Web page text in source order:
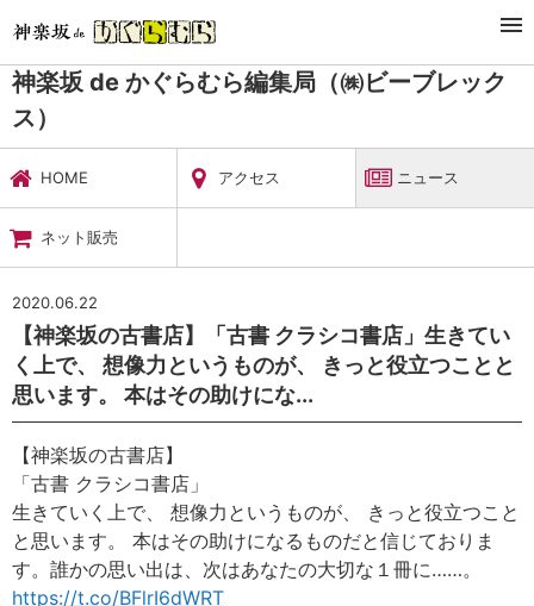
暮らし・娯楽
神楽坂 de かぐらむら編集局（㈱ビーブレックス）
ニュース
神楽坂 de かぐらむら編集局（㈱ビーブレック
ス）
HOME アクセス ニュース
ネット販売
2020.06.22
【神楽坂の古書店】「古書 クラシコ書店」生きてい
く上で、 想像力というものが、 きっと役立つことと
思います。 本はその助けにな...
【神楽坂の古書店】
「古書 クラシコ書店」
生きていく上で、 想像力というものが、 きっと役立つこと
と思います。 本はその助けになるものだと信じておりま
す。誰かの思い出は、次はあなたの大切な１冊に……。
https://t.co/BFlrI6dWRT